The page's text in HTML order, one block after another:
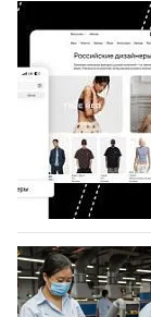
BALLINA
Shoes
Компания
Co., Ltd.,
Гуанчжоу,
объединяющей
07.08.2026 354
На
условия